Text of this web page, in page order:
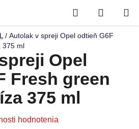
Hľadať
KOŠÍK
/ Autolak v spreji Opel odtieň G6F
375 ml
Opel
Fresh green
375 ml
hodnotenia